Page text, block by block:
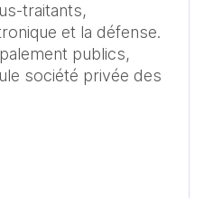
traitants,
et la défense.
publics,
société privée des